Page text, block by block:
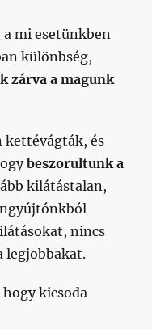
mi esetünkben
különbség,
zárva a magunk
kettévágták, és
beszorultunk a
kilátástalan,
nincs
legjobbakat.
kicsoda